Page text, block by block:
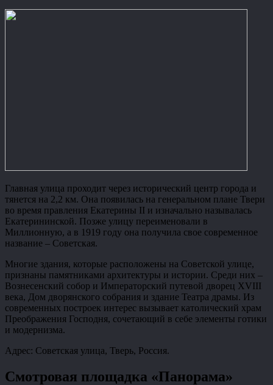
Главная улица проходит через исторический центр города и
тянется на 2,2 км. Она появилась на генеральном плане Твери
во время правления Екатерины II и изначально называлась
Екатерининской. Позже улицу переименовали в
Миллионную, а в 1919 году она получила свое современное
название – Советская.
Многие здания, которые расположены на Советской улице,
признаны памятниками архитектуры и истории. Среди них –
Вознесенский собор и Императорский путевой дворец XVIII
века, Дом дворянского собрания и здание Театра драмы. Из
современных построек интерес вызывает католический храм
Преображения Господня, сочетающий в себе элементы готики
и модернизма.
Адрес: Советская улица, Тверь, Россия.
Смотровая площадка «Панорама»